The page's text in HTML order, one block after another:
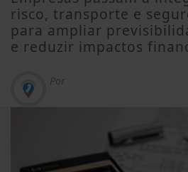
risco, transporte e
para ampliar
e reduzir impactos
Por